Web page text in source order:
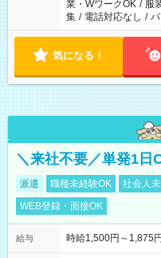
業・WワークOK / 服
集 / 電話対応なし /
気になる！
＼来社不要／単発1日
派遣 職種未経験OK 社会人
WEB登録・面接OK
給与 時給1,500円～1,875円